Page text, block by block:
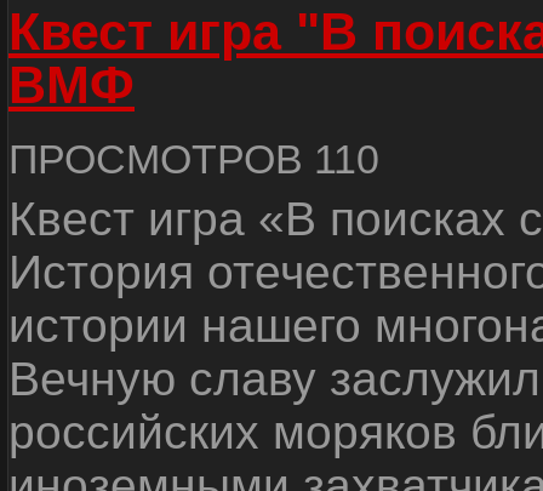
Квест игра "В
ВМФ
ПРОСМОТРОВ 110
Квест игра «В
История
истории нашего
Вечную славу
российских моряков